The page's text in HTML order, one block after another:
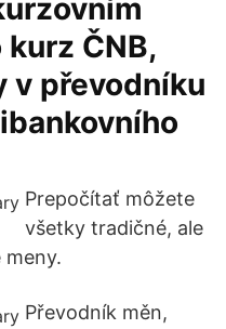
ČNB,
v převodníku
Prepočítať môžete
všetky tradičné, ale
meny.
Převodník měn,